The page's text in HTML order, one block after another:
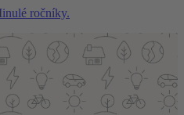
ročníky.